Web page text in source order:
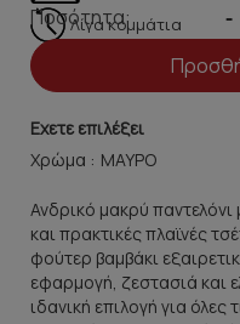
Λίγα κομμάτια
Ποσότητα: -
Εχετε επιλέξει
Χρώμα :
Ανδρικό μακρύ παντελόνι
και πρακτικές πλαϊνές
φούτερ βαμβάκι
εφαρμογή, ζεστασιά και
ιδανική επιλογή για